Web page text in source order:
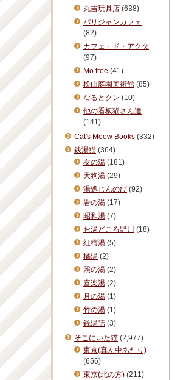
丸吉玩具店 (638)
パリジャンカフェ
(82)
カフェ・ド・アクタ
(97)
Mo.free (41)
松山庭園美術館 (85)
なるとクン (10)
他の看板猫さん達
(141)
Cat's Meow Books (332)
銭湯猫 (364)
友の湯 (181)
天狗湯 (29)
湯処じんのび (92)
岩の湯 (17)
昭和湯 (7)
お湯どころ野川 (18)
紅梅湯 (5)
橘湯 (2)
照の湯 (2)
喜楽湯 (2)
月の湯 (1)
竹の湯 (1)
銭湯話 (3)
そこにいた猫 (2,977)
東京(真ん中あたり)
(656)
東京(北の方) (211)